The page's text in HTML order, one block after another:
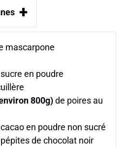
+
mascarpone
en poudre
800g)de poires au
en poudre non sucré
de chocolat noir